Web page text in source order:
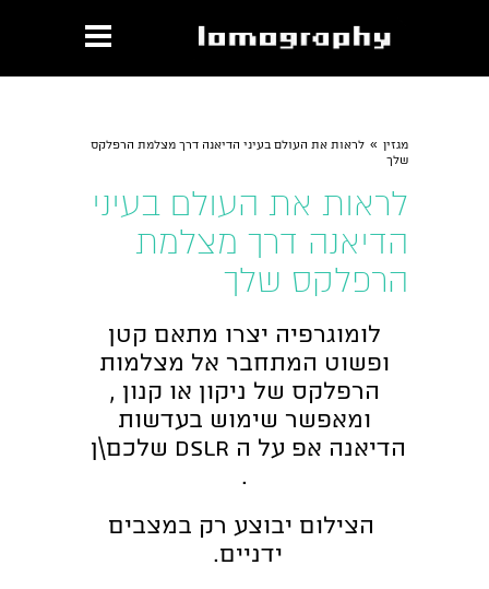
מגזין » לראות את העולם בעיני הדיאנה דרך מצלמת הרפלקס
שלך
לראות את העולם בעיני
הדיאנה דרך מצלמת
הרפלקס שלך
לומוגרפיה יצרו מתאם קטן
ופשוט המתחבר אל מצלמות
הרפלקס של ניקון או קנון ,
ומאפשר שימוש בעדשות
הדיאנה אפ על ה Dslr שלכם\ן
.
הצילום יבוצע רק במצבים
ידניים.